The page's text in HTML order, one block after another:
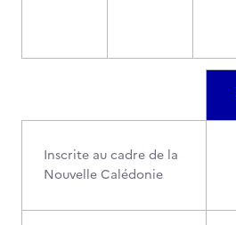
Inscrite au cadre de la
Nouvelle Calédonie